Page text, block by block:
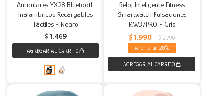
Auriculares YX28 Bluetooth
Inalámbricos Recargables
Táctiles - Negro
$ 1.469
Reloj Inteligente Fitness
Smartwatch Pulsaciones
KW37PRO - Gris
$ 1.990 $ 2.790
28